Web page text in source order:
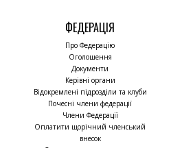
ФЕДЕРАЦІЯ
Про Федерацію
Оголошення
Документи
Керівні органи
Відокремлені підрозділи та клуби
Почесні члени федерації
Члени Федерації
Оплатити щорічний членський
внесок